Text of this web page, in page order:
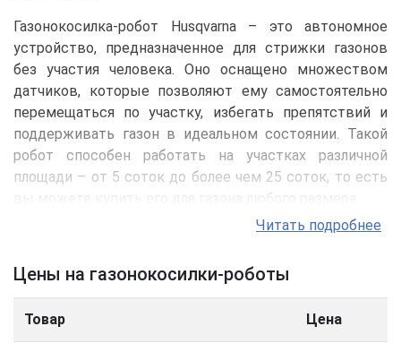
Газонокосилка-робот Husqvarna – это автономное
устройство, предназначенное для стрижки газонов
без участия человека. Оно оснащено множеством
датчиков, которые позволяют ему самостоятельно
перемещаться по участку, избегать препятствий и
поддерживать газон в идеальном состоянии. Такой
робот способен работать на участках различной
площади – от 5 соток до более чем 25 соток, то есть
вы можете купить его для газона любого размера.
Особенности робота
газонокосилки
Газонокосилки-роботы имеют ряд отличительных
характеристик:
Читать подробнее
Цены на газонокосилки-роботы
Товар Цена